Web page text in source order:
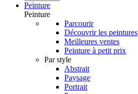
Peinture
Peinture
Parcourir
Découvrir les peintures
Meilleures ventes
Peinture à petit prix
Par style
Abstrait
Paysage
Portrait